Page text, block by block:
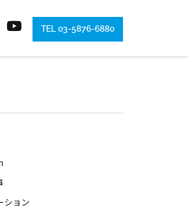
TEL 03-5876-6880
ション